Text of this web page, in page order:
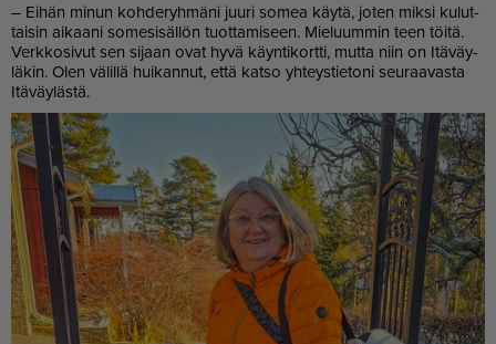
– Ei­hän mi­nun koh­de­ryh­mä­ni juu­ri so­mea käy­tä, jo­ten mik­si ku­lut­
tai­sin ai­kaa­ni so­me­si­säl­lön tuot­ta­mi­seen. Mie­luum­min teen töi­tä.
Verk­ko­si­vut sen si­jaan ovat hyvä käyn­ti­kort­ti, mut­ta niin on Itä­väy­
lä­kin. Olen vä­lil­lä hui­kan­nut, et­tä kat­so yh­teys­tie­to­ni seu­raa­vas­ta
Itä­väy­läs­tä.